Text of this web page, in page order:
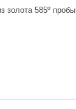
золота 585º пробы